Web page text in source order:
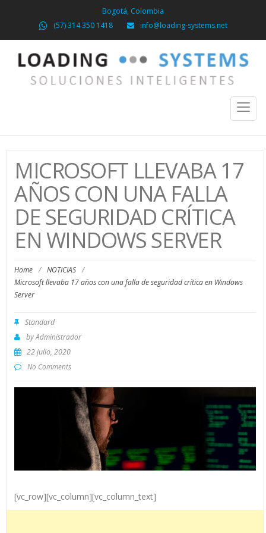
Bogotá, Colombia
(57) 314 350 1418
info@loading-systems.net
Toggle
MICROSOFT LLEVABA 17
AÑOS CON UNA FALLA
DE SEGURIDAD CRÍTICA
EN WINDOWS SERVER
Home / NOTICIAS /
Microsoft llevaba 17 años con una falla de seguridad crítica en Windows
Server
Standard
byAdministrador
22 julio, 2020
No Comments
[vc_row][vc_column][vc_column_text]